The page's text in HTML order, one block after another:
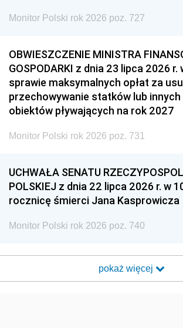
Monitor Polski rok 2026 poz. 727
OBWIESZCZENIE MINISTRA
GOSPODARKI z dnia 23 lipca 2026 r.
sprawie maksymalnych opłat za
przechowywanie statków lub innych
obiektów pływających na rok 2027
Monitor Polski rok 2026 poz. 731
UCHWAŁA SENATU
POLSKIEJ z dnia 22 lipca 2026 r. w
rocznicę śmierci Jana Kasprowicza
Monitor Polski rok 2026 poz. 740
pokaż więcej